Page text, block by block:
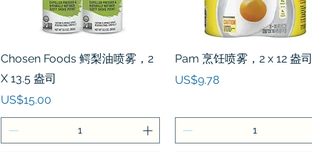
快速瀏覽
Chosen Foods 鳄梨油喷雾，2
X 13.5 盎司
價格
US$15.00
快速瀏覽
Pam 烹饪喷雾，2 x 12 盎司
價格
US$9.78